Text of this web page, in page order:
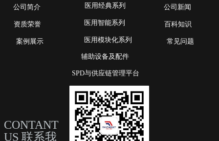
CONTANT
US 联系我
公司简介
资质荣誉
案例展示
医用经典系列
医用智能系列
医用模块化系列
辅助设备及配件
SPD与供应链管理平台
公司新闻
百科知识
常见问题